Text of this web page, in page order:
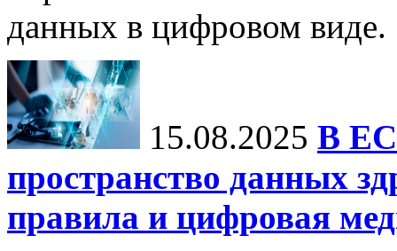
данных в цифровом виде.
15.08.2025 В ЕС
пространство данных
правила и цифровая